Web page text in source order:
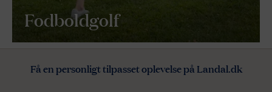
Fodboldgolf
Få en personligt tilpasset oplevelse på Landal.dk